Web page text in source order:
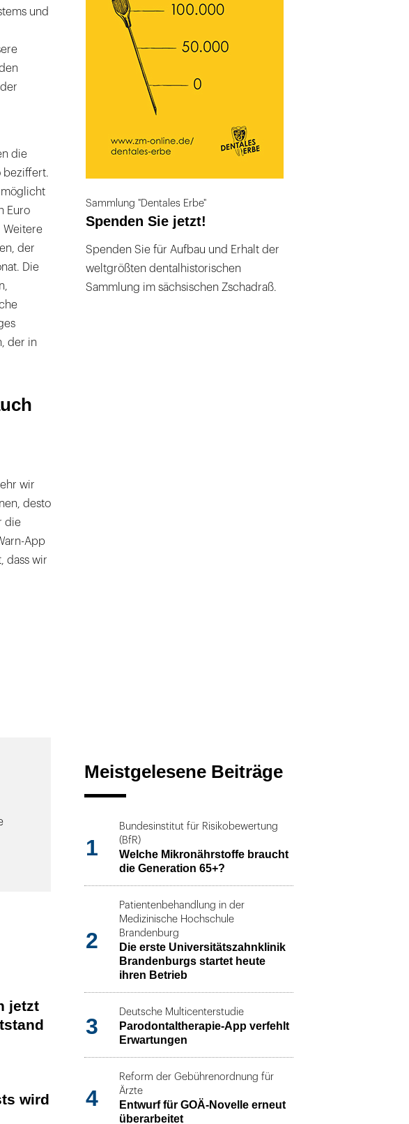
und
die
beziffert.
Euro
Weitere
der
Die
der in
wir
desto
die
App
dass wir
jetzt
wird
Sammlung "Dentales Erbe"
Spenden Sie jetzt!
Spenden Sie für Aufbau und Erhalt der
weltgrößten dentalhistorischen
Sammlung im sächsischen Zschadraß.
Meistgelesene Beiträge
1
Bundesinstitut für Risikobewertung
(BfR)
Welche Mikronährstoffe braucht
die Generation 65+?
2
Patientenbehandlung in der
Medizinische Hochschule
Brandenburg
Die erste Universitätszahnklinik
Brandenburgs startet heute
ihren Betrieb
3
Deutsche Multicenterstudie
Parodontaltherapie-App verfehlt
Erwartungen
4
Reform der Gebührenordnung für
Ärzte
Entwurf für GOÄ-Novelle erneut
überarbeitet